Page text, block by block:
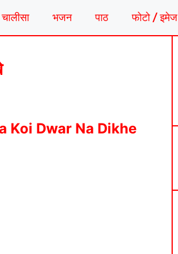
चालीसा भजन पाठ फोटो / इमेज
Koi Dwar Na Dikhe